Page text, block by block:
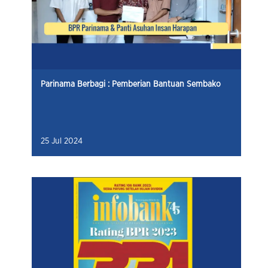
Parinama Berbagi : Pemberian Bantuan Sembako
25 Jul 2024